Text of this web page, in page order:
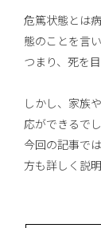
危篤状態とは
態のことを言い
つまり、死を
しかし、家族
応ができるで
今回の記事で
方も詳しく説